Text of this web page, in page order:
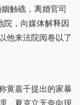
触礁，离婚官司
院，向媒体解释因
他来法院阅卷以了
嘉千提出的家暴